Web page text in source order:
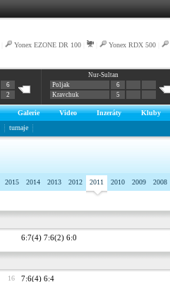
Yonex EZONE DR 100 Yonex RDX 500
6
2
Nur-Sultan
Poljak
6
Kravchuk
5
Galerie Video Inzeráty Kluby
turnaje
2015 2014 2013 2012 2011 2010 2009 2008
6:7(4) 7:6(2) 6:0
16 7:6(4) 6:4